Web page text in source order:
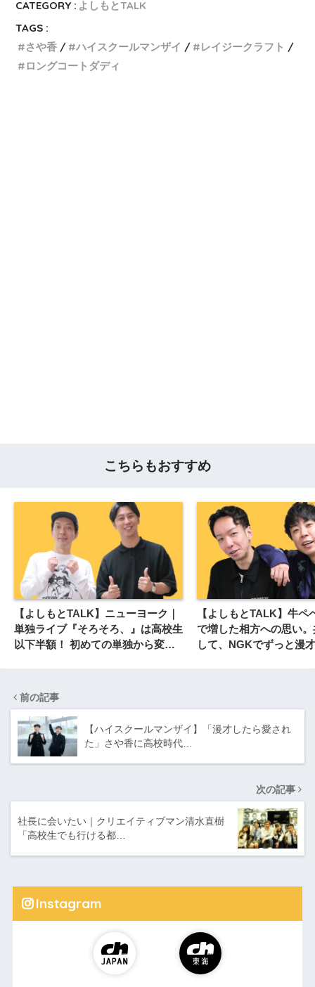
CATEGORY : よしもとTALK
TAGS :
さや香
ハイスクールマンザイ
レイジークラフト
ロングコートダディ
こちらもおすすめ
【よしもとTALK】ニューヨーク｜
単独ライブ『そろそろ、』は高校生
以下半額！ 初めての単独から変わ
【よしもとTALK】牛ペ
で増した相方への思い
して、NGKでずっと漫
前の記事
【ハイスクールマンザイ】「漫才したら愛され
た」さや香に高校時代…
次の記事
社長に会いたい｜クリエイティブマン清水直樹
「高校生でも行ける都…
Instagram